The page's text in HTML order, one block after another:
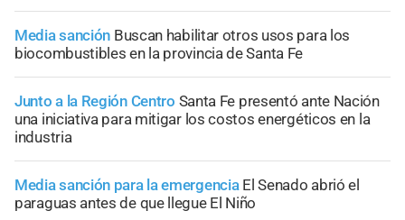
Media sanción Buscan habilitar otros usos para los
biocombustibles en la provincia de Santa Fe
Junto a la Región Centro Santa Fe presentó ante Nación
una iniciativa para mitigar los costos energéticos en la
industria
Media sanción para la emergencia El Senado abrió el
paraguas antes de que llegue El Niño